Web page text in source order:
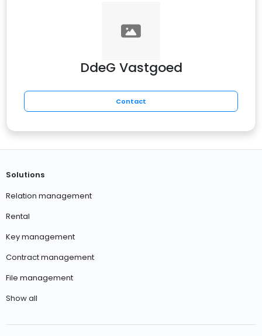
DdeG Vastgoed
Contact
Solutions
Relation management
Rental
Key management
Contract management
File management
Show all